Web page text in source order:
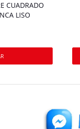
CUADRADO
LISO